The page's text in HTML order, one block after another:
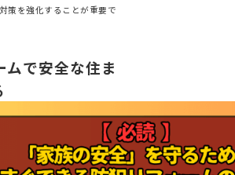
策を強化することが重要で
ムで安全な住ま